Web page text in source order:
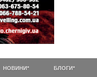
НОВИНИ* БЛОГИ*